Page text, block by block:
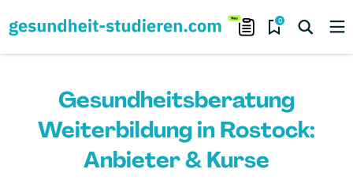
0
Gesundheitsberatung
Weiterbildung in Rostock:
Anbieter & Kurse